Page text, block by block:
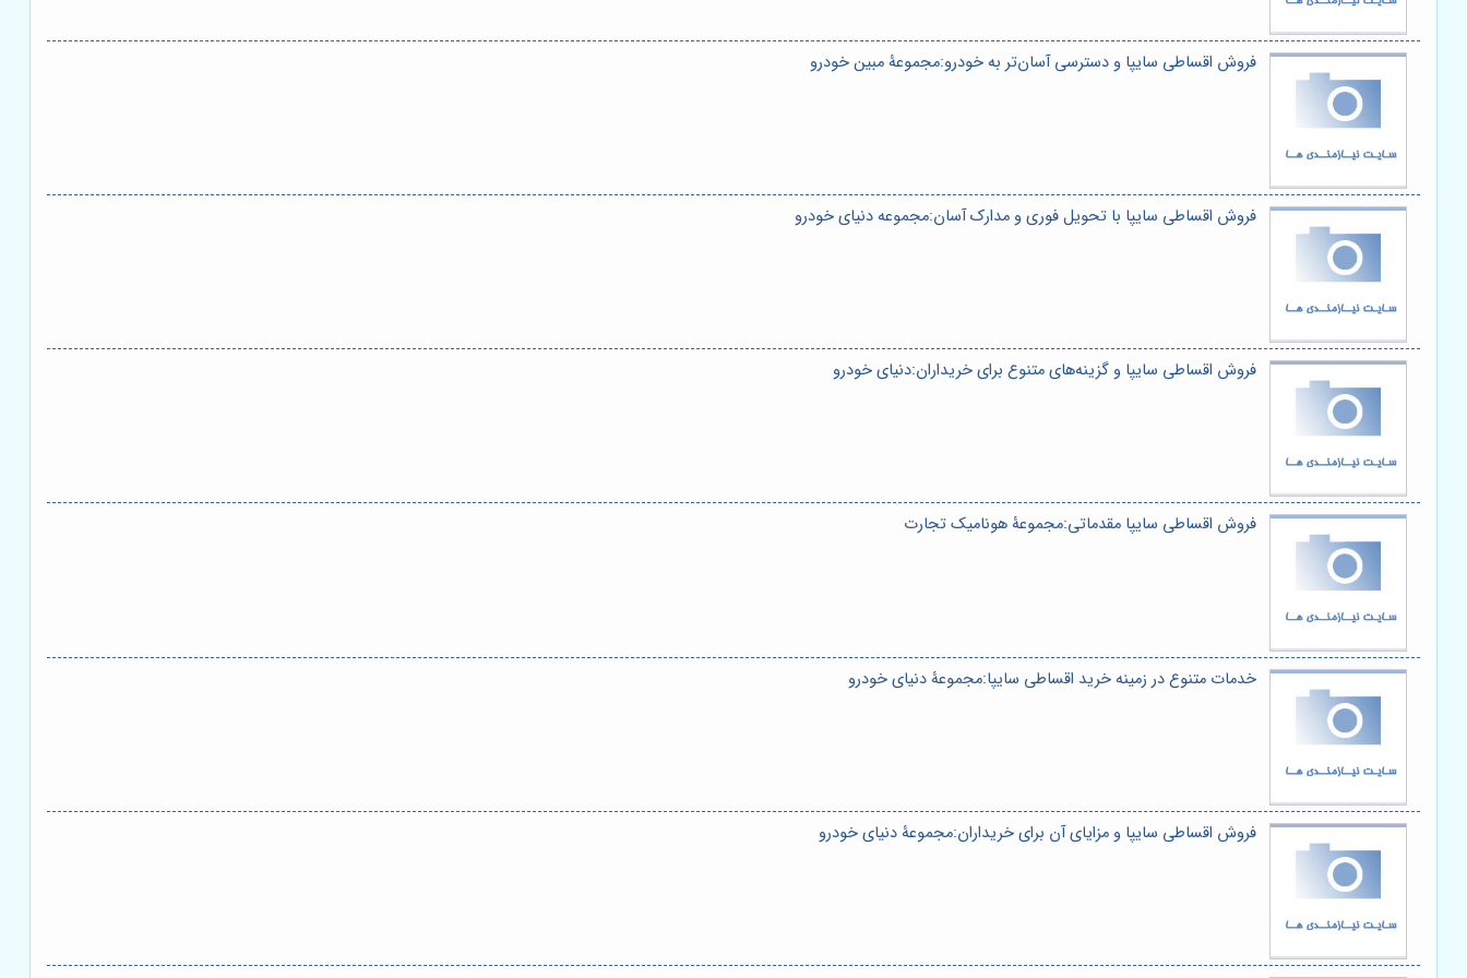
فروش اقساطی سایپا و دسترسی آسان‌تر به خودرو:مجموعۀ مبین خودرو
فروش اقساطی سایپا با تحویل فوری و مدارک آسان:مجموعه دنیای خودرو
فروش اقساطی سایپا و گزینه‌های متنوع برای خریداران:دنیای خودرو
فروش اقساطی سایپا مقدماتی:مجموعۀ هونامیک تجارت
خدمات متنوع در زمینه خرید اقساطی سایپا:مجموعۀ دنیای خودرو
فروش اقساطی سایپا و مزایای آن برای خریداران:مجموعۀ دنیای خودرو